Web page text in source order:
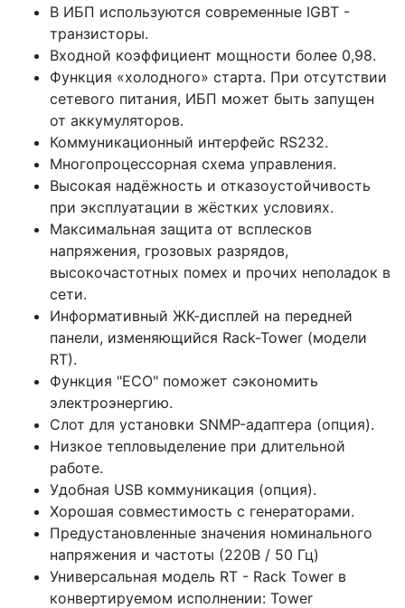
В ИБП используются современные IGBT -
транзисторы.
Входной коэффициент мощности более 0,98.
Функция «холодного» старта. При отсутствии
сетевого питания, ИБП может быть запущен
от аккумуляторов.
Коммуникационный интерфейс RS232.
Многопроцессорная схема управления.
Высокая надёжность и отказоустойчивость
при эксплуатации в жёстких условиях.
Максимальная защита от всплесков
напряжения, грозовых разрядов,
высокочастотных помех и прочих неполадок в
сети.
Информативный ЖК-дисплей на передней
панели, изменяющийся Rack-Tower (модели
RT).
Функция "ECO" поможет сэкономить
электроэнергию.
Слот для установки SNMP-адаптера (опция).
Низкое тепловыделение при длительной
работе.
Удобная USB коммуникация (опция).
Хорошая совместимость с генераторами.
Предустановленные значения номинального
напряжения и частоты (220В / 50 Гц)
Универсальная модель RT - Rack Tower в
конвертируемом исполнении: Tower